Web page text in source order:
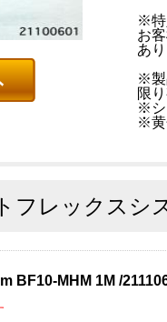
※特
お
あ
※製
限
※シ
※黄
フレックス
MHM 1M /